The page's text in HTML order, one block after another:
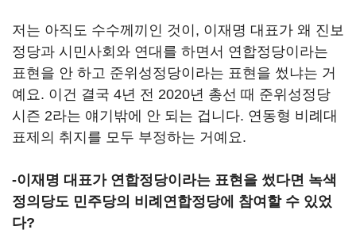
저는 아직도 수수께끼인 것이, 이재명 대표가 왜 진보
정당과 시민사회와 연대를 하면서 연합정당이라는
표현을 안 하고 준위성정당이라는 표현을 썼냐는 거
예요. 이건 결국 4년 전 2020년 총선 때 준위성정당
시즌 2라는 얘기밖에 안 되는 겁니다. 연동형 비례대
표제의 취지를 모두 부정하는 거예요.
-이재명 대표가 연합정당이라는 표현을 썼다면 녹색
정의당도 민주당의 비례연합정당에 참여할 수 있었
다?